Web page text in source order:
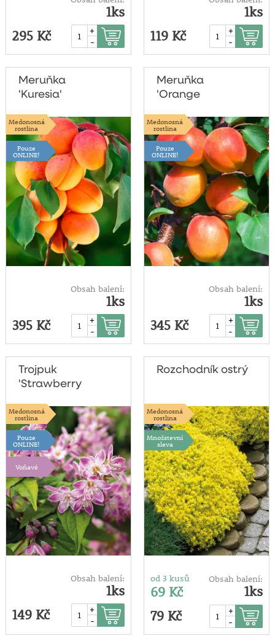
1ks
295 Kč
+
-
1ks
119 Kč
+
-
Meruňka
'Kuresia'
Medonosná
rostlina
Pouze
ONLINE!
Obsah balení:
1ks
395 Kč
+
-
Meruňka
'Orange
Medonosná
rostlina
Pouze
ONLINE!
Obsah balení:
1ks
345 Kč
+
-
Trojpuk
'Strawberry
Medonosná
rostlina
Pouze
ONLINE!
Voňavé
Obsah balení:
1ks
149 Kč
+
-
Rozchodník ostrý
Medonosná
rostlina
Množstevní
sleva
od 3 kusů
69 Kč
Obsah balení:
1ks
79 Kč
+
-